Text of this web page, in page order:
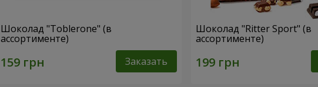
Шоколад "Toblerone" (в
ассортименте)
Заказать
Шоколад "Ritter Sport" (в
ассортименте)